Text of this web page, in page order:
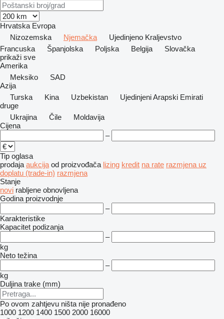
Hrvatska Evropa
Nizozemska
Njemačka
Ujedinjeno Kraljevstvo
Francuska
Španjolska Poljska Belgija
Slovačka
prikaži sve
Amerika
Meksiko
SAD
Azija
Turska
Kina Uzbekistan
Ujedinjeni Arapski Emirati
druge
Ukrajina
Čile
Moldavija
Cijena
–
Tip oglasa
prodaja aukcija od proizvođača lizing kredit na rate razmjena uz
doplatu (trade-in) razmjena
Stanje
novi rabljene obnovljena
Godina proizvodnje
–
Karakteristike
Kapacitet podizanja
–
kg
Neto težina
–
kg
Duljina trake (mm)
Po ovom zahtjevu ništa nije pronađeno
1000 1200 1400 1500 2000 16000